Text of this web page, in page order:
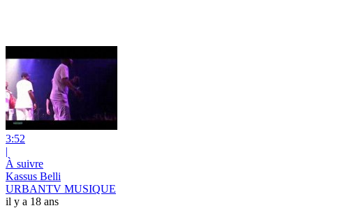
3:52
|
À suivre
Kassus Belli
URBANTV MUSIQUE
il y a 18 ans